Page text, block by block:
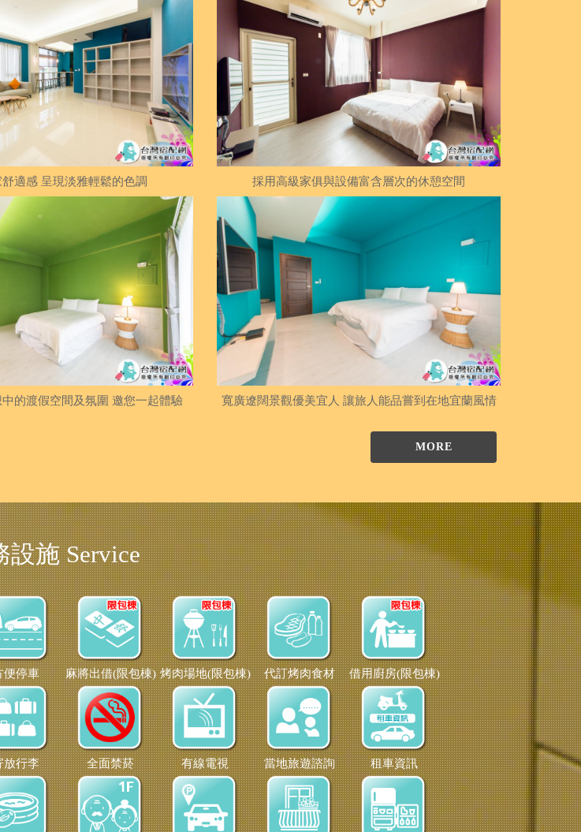
適感 呈現淡雅輕鬆的色調 採用高級家俱與設備富含層次的休憩空間
的渡假空間及氛圍 邀您一起體驗 寬廣遼闊景觀優美宜人 讓旅人能品嘗到在地宜蘭風情
MORE
設施 Service
便停車 麻將出借(限包棟) 烤肉場地(限包棟) 代訂烤肉食材 借用廚房(限包棟)
放行李 全面禁菸 有線電視 當地旅遊諮詢 租車資訊